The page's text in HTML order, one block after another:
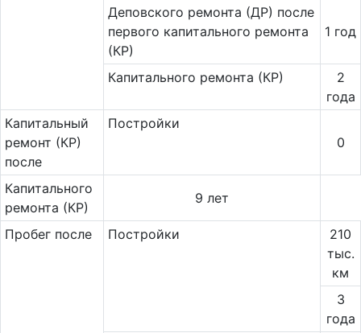
Деповского ремонта (ДР) после
первого капитального ремонта
(КР)
1 год
Капитального ремонта (КР)
2
года
Ка­пи­таль­ный
ремонт (КР)
после
Постройки
0
Капитального
ремонта (КР)
9 лет
Пробег после Постройки
210
тыс.
км
3
года